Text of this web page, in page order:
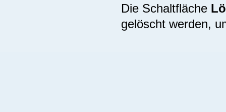
Die Schaltfläche
gelöscht werden,